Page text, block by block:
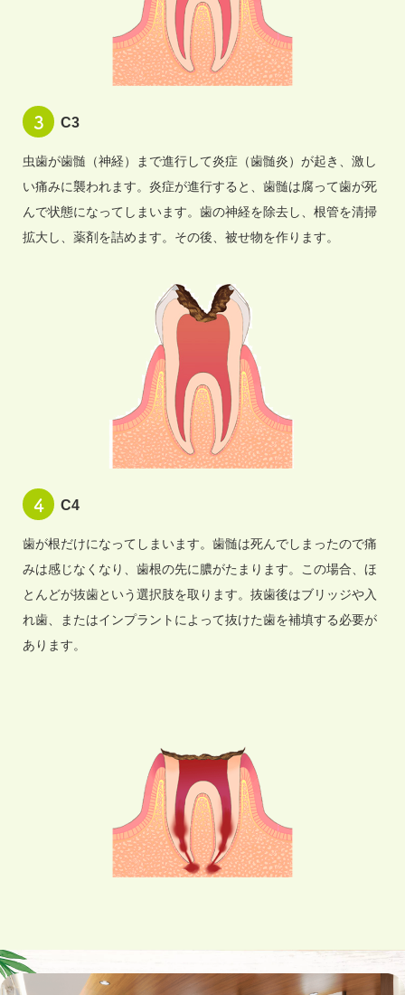
C3
虫歯が歯髄（神経）まで進行して炎症（歯髄炎）が起き、激し
い痛みに襲われます。炎症が進行すると、歯髄は腐って歯が死
んで状態になってしまいます。歯の神経を除去し、根管を清掃
拡大し、薬剤を詰めます。その後、被せ物を作ります。
C4
歯が根だけになってしまいます。歯髄は死んでしまったので痛
みは感じなくなり、歯根の先に膿がたまります。この場合、ほ
とんどが抜歯という選択肢を取ります。抜歯後はブリッジや入
れ歯、またはインプラントによって抜けた歯を補填する必要が
あります。